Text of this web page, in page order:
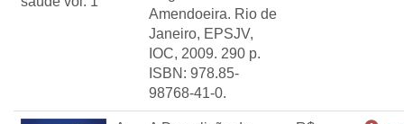
Amendoeira. Rio de
Janeiro, EPSJV,
IOC, 2009. 290 p.
ISBN: 978.85-
98768-41-0.